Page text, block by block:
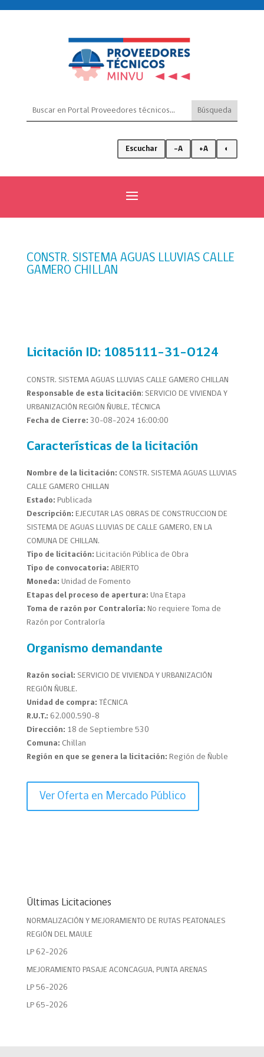
Escuchar -A +A ◐
CONSTR. SISTEMA AGUAS LLUVIAS CALLE
GAMERO CHILLAN
Licitación ID: 1085111-31-O124
CONSTR. SISTEMA AGUAS LLUVIAS CALLE GAMERO CHILLAN
Responsable de esta licitación: SERVICIO DE VIVIENDA Y
URBANIZACIÓN REGIÓN ÑUBLE, TÉCNICA
Fecha de Cierre: 30-08-2024 16:00:00
Características de la licitación
Nombre de la licitación: CONSTR. SISTEMA AGUAS LLUVIAS
CALLE GAMERO CHILLAN
Estado: Publicada
Descripción: EJECUTAR LAS OBRAS DE CONSTRUCCION DE
SISTEMA DE AGUAS LLUVIAS DE CALLE GAMERO, EN LA
COMUNA DE CHILLAN.
Tipo de licitación: Licitación Pública de Obra
Tipo de convocatoria: ABIERTO
Moneda: Unidad de Fomento
Etapas del proceso de apertura: Una Etapa
Toma de razón por Contraloría: No requiere Toma de
Razón por Contraloría
Organismo demandante
Razón social: SERVICIO DE VIVIENDA Y URBANIZACIÓN
REGIÓN ÑUBLE.
Unidad de compra: TÉCNICA
R.U.T.: 62.000.590-8
Dirección: 18 de Septiembre 530
Comuna: Chillan
Región en que se genera la licitación: Región de Ñuble
Ver Oferta en Mercado Público
Últimas Licitaciones
NORMALIZACIÓN Y MEJORAMIENTO DE RUTAS PEATONALES
REGIÓN DEL MAULE
LP 62-2026
MEJORAMIENTO PASAJE ACONCAGUA, PUNTA ARENAS
LP 56-2026
LP 65-2026